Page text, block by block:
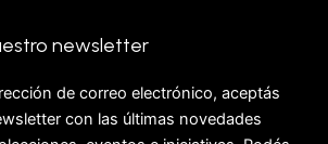
newsletter
de correo electrónico, aceptás
con las últimas novedades